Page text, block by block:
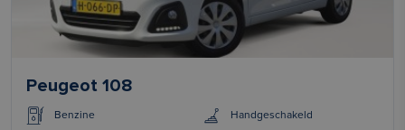
Peugeot 108
Benzine Handgeschakeld